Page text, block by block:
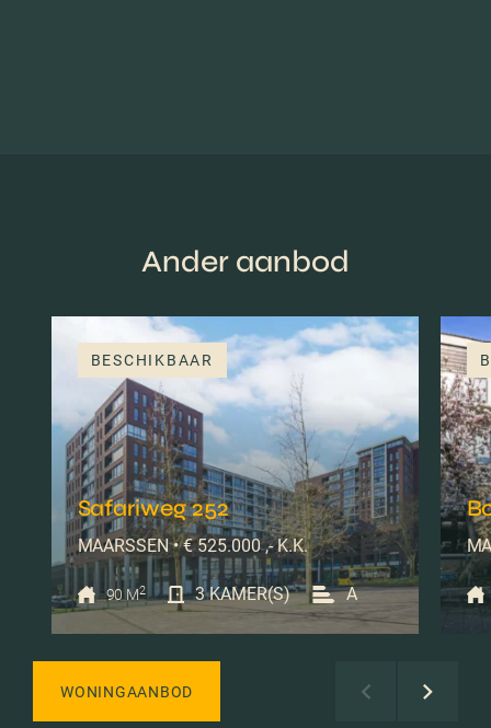
Ander aanbod
BESCHIKBAAR
Safariweg 252
MAARSSEN • € 525.000 ,- K.K.
90 M2 3 KAMER(S) A
WONINGAANBOD